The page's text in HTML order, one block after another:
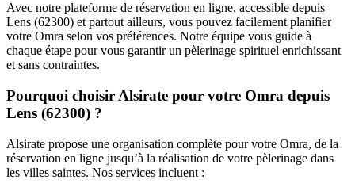
Avec notre plateforme de réservation en ligne, accessible depuis
Lens (62300) et partout ailleurs, vous pouvez facilement planifier
votre Omra selon vos préférences. Notre équipe vous guide à
chaque étape pour vous garantir un pèlerinage spirituel enrichissant
et sans contraintes.
Pourquoi choisir Alsirate pour votre Omra depuis
Lens (62300) ?
Alsirate propose une organisation complète pour votre Omra, de la
réservation en ligne jusqu’à la réalisation de votre pèlerinage dans
les villes saintes. Nos services incluent :